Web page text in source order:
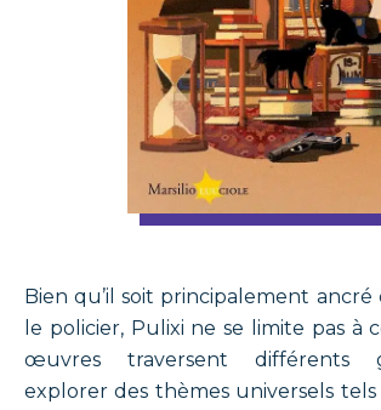
Bien qu’il soit principalement ancré
le policier, Pulixi ne se limite pas à
œuvres traversent différents
explorer des thèmes universels